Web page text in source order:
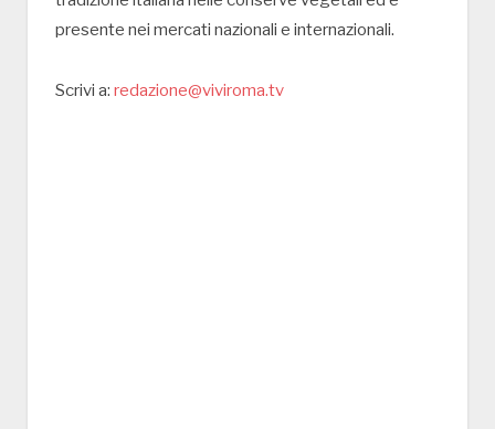
presente nei mercati nazionali e internazionali.
Scrivi a: redazione@viviroma.tv